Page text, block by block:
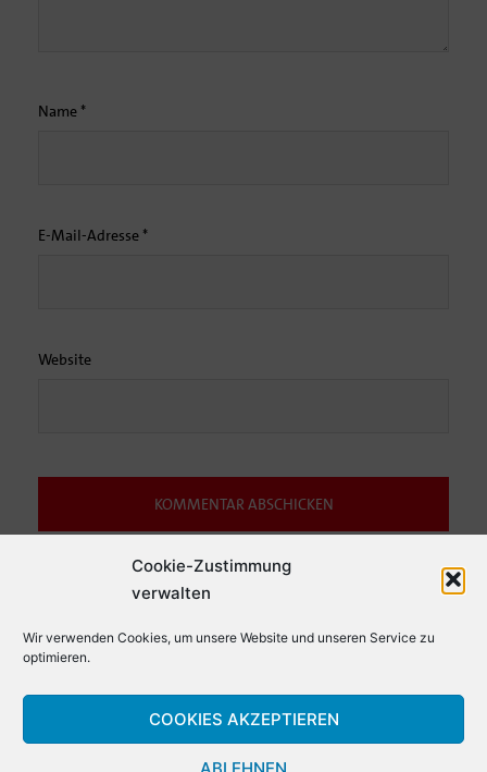
Cookie-Zustimmung
verwalten
Wir verwenden Cookies, um unsere Website und unseren Service zu
optimieren.
COOKIES AKZEPTIEREN
ABLEHNEN
Name *
E-Mail-Adresse *
Website
Diese Website verwendet Akismet, um Spam zu reduzieren.
Erfahre,